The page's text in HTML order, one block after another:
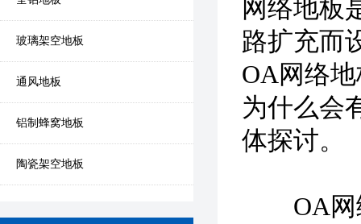
玻璃架空地板
通风地板
铝制蜂窝地板
陶瓷架空地板
网络地板
路扩充而
OA网络
为什么会
体探讨。
OA网络